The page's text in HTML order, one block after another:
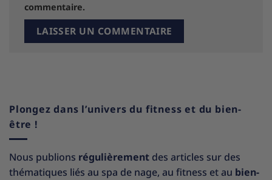
commentaire.
Plongez dans l’univers du fitness et du bien-
être !
Nous publions régulièrement des articles sur des
thématiques liés au spa de nage, au fitness et au bien-